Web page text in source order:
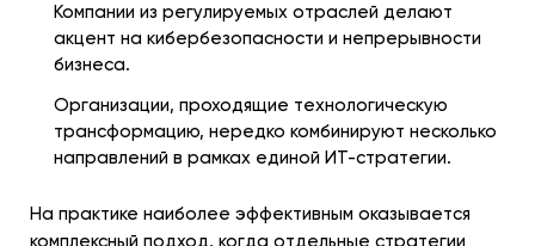
Компании из регулируемых отраслей делают
акцент на кибербезопасности и непрерывности
бизнеса.
Организации, проходящие технологическую
трансформацию, нередко комбинируют несколько
направлений в рамках единой ИТ-стратегии.
На практике наиболее эффективным оказывается
комплексный подход, когда отдельные стратегии